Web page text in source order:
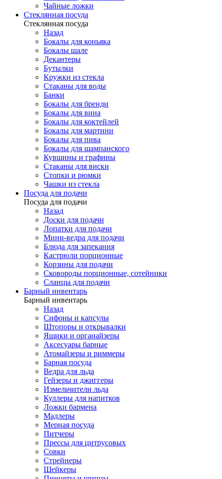
Чайные ложки
Стеклянная посуда
Стеклянная посуда
Назад
Бокалы для коньяка
Бокалы шале
Декантеры
Бутылки
Кружки из стекла
Стаканы для воды
Банки
Бокалы для бренди
Бокалы для вина
Бокалы для коктейлей
Бокалы для мартини
Бокалы для пива
Бокалы для шампанского
Кувшины и графины
Стаканы для виски
Стопки и рюмки
Чашки из стекла
Посуда для подачи
Посуда для подачи
Назад
Доски для подачи
Лопатки для подачи
Мини-ведра для подачи
Блюда для запекания
Кастрюли порционные
Корзины для подачи
Сковороды порционные, сотейники
Сланцы для подачи
Барный инвентарь
Барный инвентарь
Назад
Сифоны и капсулы
Штопоры и открывалки
Ящики и органайзеры
Аксесуары барные
Атомайзеры и риммеры
Барная посуда
Ведра для льда
Гейзеры и джиггеры
Измельчители льда
Куллеры для напитков
Ложки бармена
Мадлеры
Мерная посуда
Питчеры
Прессы для цитрусовых
Совки
Стрейнеры
Шейкеры